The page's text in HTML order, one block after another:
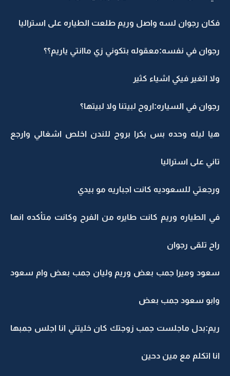
فكان رجوان لسه واصل وريم طلعت الطياره على استراليا
رجوان في نفسه:معقوله بتكوني زي ماانتي ياريم؟؟
ولا اتغير فيكي اشياء كثير
رجوان في السياره:اروح لبيتنا ولا لبيتها؟
هيا ليله وحده بس بكرا بروح للندن اخلص اشغالي وارجع
تاني على استراليا
ورجعتي للسعوديه كانت اجباريه مو بيدي
في الطياره وريم كانت طايره من الفرح وكانت متأكده انها
راح تلقى رجوان
سعود وميرا جمب بعض وريم وليان جمب بعض وام سعود
وابو سعود جمب بعض
ريم:بدل ماجلست جمب زوجتك كان خليتني انا اجلس جمبها
انا اتكلم مع مين دحين